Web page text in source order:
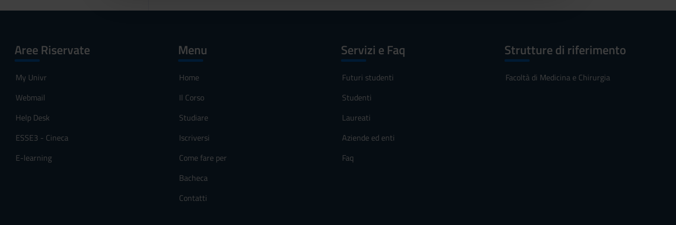
Aree Riservate
My Univr
Webmail
Help Desk
ESSE3 - Cineca
E-learning
Menu
Home
Il Corso
Studiare
Iscriversi
Come fare per
Bacheca
Contatti
Servizi e Faq
Futuri studenti
Studenti
Laureati
Aziende ed enti
Faq
Strutture di riferimento
Facoltà di Medicina e Chirurgia